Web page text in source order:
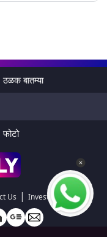
ठळक बातम्या
फोटो
Us | Investors